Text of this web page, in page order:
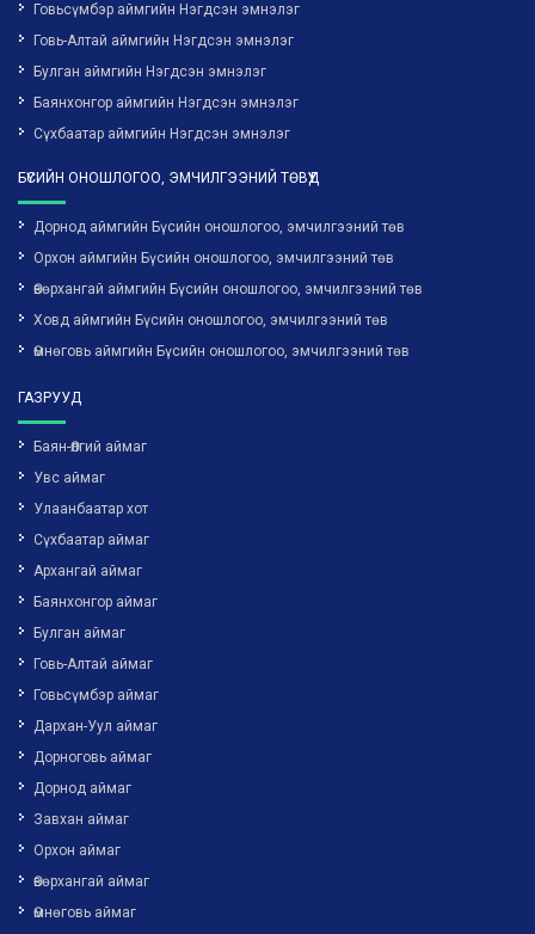
Говьсүмбэр аймгийн Нэгдсэн эмнэлэг
Говь-Алтай аймгийн Нэгдсэн эмнэлэг
Булган аймгийн Нэгдсэн эмнэлэг
Баянхонгор аймгийн Нэгдсэн эмнэлэг
Сүхбаатар аймгийн Нэгдсэн эмнэлэг
БҮСИЙН ОНОШЛОГОО, ЭМЧИЛГЭЭНИЙ ТӨВҮҮД
Дорнод аймгийн Бүсийн оношлогоо, эмчилгээний төв
Орхон аймгийн Бүсийн оношлогоо, эмчилгээний төв
Өвөрхангай аймгийн Бүсийн оношлогоо, эмчилгээний төв
Ховд аймгийн Бүсийн оношлогоо, эмчилгээний төв
Өмнөговь аймгийн Бүсийн оношлогоо, эмчилгээний төв
ГАЗРУУД
Баян-Өлгий аймаг
Увс аймаг
Улаанбаатар хот
Сүхбаатар аймаг
Архангай аймаг
Баянхонгор аймаг
Булган аймаг
Говь-Алтай аймаг
Говьсүмбэр аймаг
Дархан-Уул аймаг
Дорноговь аймаг
Дорнод аймаг
Завхан аймаг
Орхон аймаг
Өвөрхангай аймаг
Өмнөговь аймаг